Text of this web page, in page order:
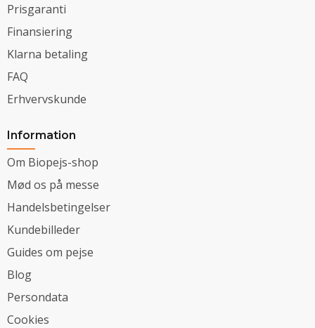
Prisgaranti
Finansiering
Klarna betaling
FAQ
Erhvervskunde
Information
Om Biopejs-shop
Mød os på messe
Handelsbetingelser
Kundebilleder
Guides om pejse
Blog
Persondata
Cookies